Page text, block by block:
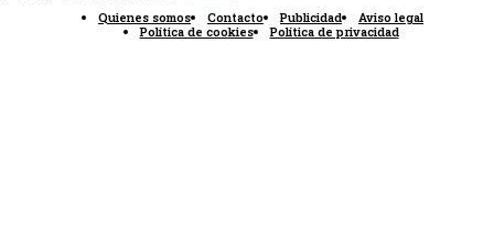
Quienes somos Contacto Publicidad
Aviso legal
Política de cookies
Política de privacidad